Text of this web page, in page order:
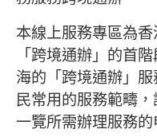
本線上服務專區為
「跨境通辦」的首
海的「跨境通辦」
民常用的服務範疇
一覽所需辦理服務的